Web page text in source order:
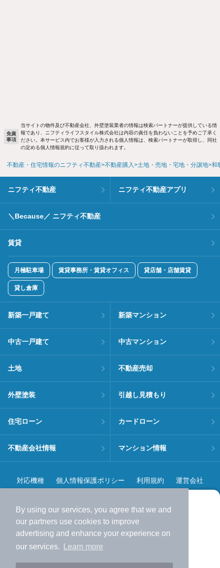
By using our services, you agree that we and
our partners use cookies to improve
advertising and enhance your experience on
our services.
Learn more
より使いやすくなった
アプリで物件探ししませんか？
サクサク動く地図で物件検索
免責
事項
当サイトの物件及び不動産会社、外壁塗装業者の情報は検索パートナーが提供している情
報であり、ニフティライフスタイル株式会社は内容の責任を負わないことを予めご了承く
ださい。本サービス内でお客様が入力される個人情報は、検索パートナーが取得し、同社
の定める個人情報規約に従って取り扱われます。
不動産・住宅情報のニフティ不動産 不動産購入 土地・売地・宅地・分譲地 和
ニフティ不動産 ニフティ不動産アプリ
＼Because／ ニフティ不動産
賃貸
月極駐車場 賃貸事務所・賃貸オフィス 貸店舗・店舗賃貸
貸し倉庫
新築一戸建て 新築マンション
中古一戸建て 中古マンション
土地 不動産売却
外壁塗装 引越し見積もり
住宅ローン カードローン
不動産会社情報 マンション情報
対応機種 個人情報保護ポリシー 利用規約 運営会社
©NIFTY Lifestyle Co., Ltd.